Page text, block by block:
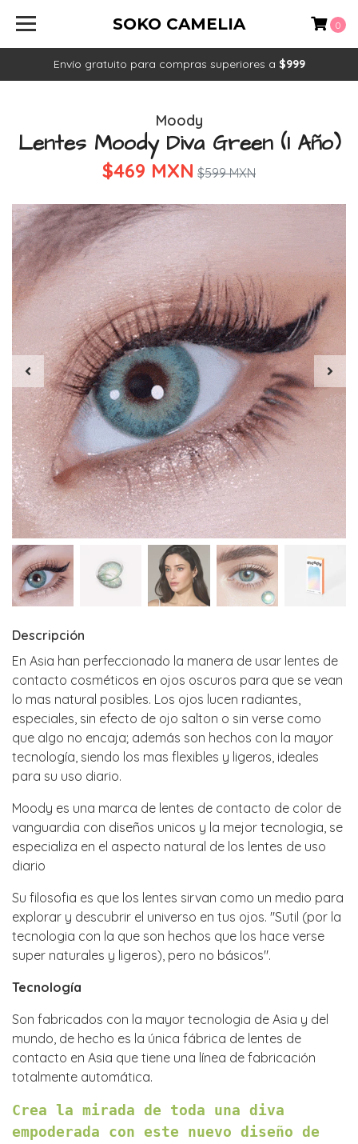
Envío gratuito para compras superiores a $999
SOKO CAMELIA 0
Moody
Lentes Moody Diva Green (1 Año)
$469 MXN $599 MXN
Descripción
En Asia han perfeccionado la manera de usar lentes de
contacto cosméticos en ojos oscuros para que se vean
lo mas natural posibles. Los ojos lucen radiantes,
especiales, sin efecto de ojo salton o sin verse como
que algo no encaja; además son hechos con la mayor
tecnología, siendo los mas flexibles y ligeros, ideales
para su uso diario.
Moody es una marca de lentes de contacto de color de
vanguardia con diseños unicos y la mejor tecnologia, se
especializa en el aspecto natural de los lentes de uso
diario
Su filosofia es que los lentes sirvan como un medio para
explorar y descubrir el universo en tus ojos. "Sutil (por la
tecnologia con la que son hechos que los hace verse
super naturales y ligeros), pero no básicos".
Tecnología
Son fabricados con la mayor tecnologia de Asia y del
mundo, de hecho es la única fábrica de lentes de
contacto en Asia que tiene una línea de fabricación
totalmente automática.
Crea la mirada de toda una diva
empoderada con este nuevo diseño de